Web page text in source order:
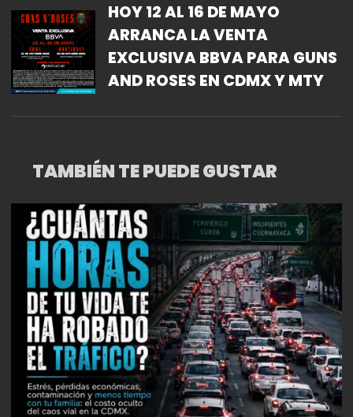
HOY 12 AL 16 DE MAYO
ARRANCA LA VENTA
EXCLUSIVA BBVA PARA GUNS
AND ROSES EN CDMX Y MTY
TAMBIÉN TE PUEDE GUSTAR